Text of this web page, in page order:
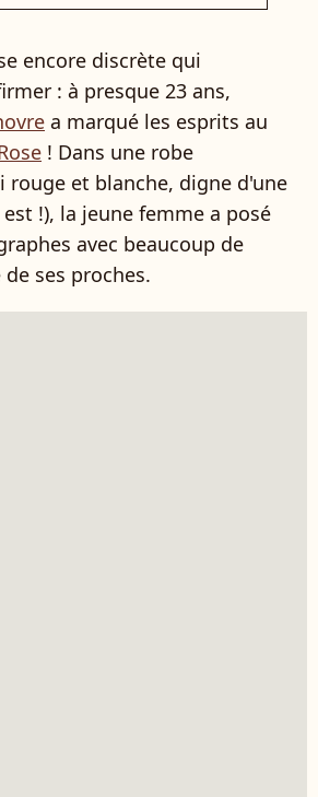
encore discrète qui
: à presque 23 ans,
a marqué les esprits au
! Dans une robe
rouge et blanche, digne d'une
!), la jeune femme a posé
avec beaucoup de
ses proches.